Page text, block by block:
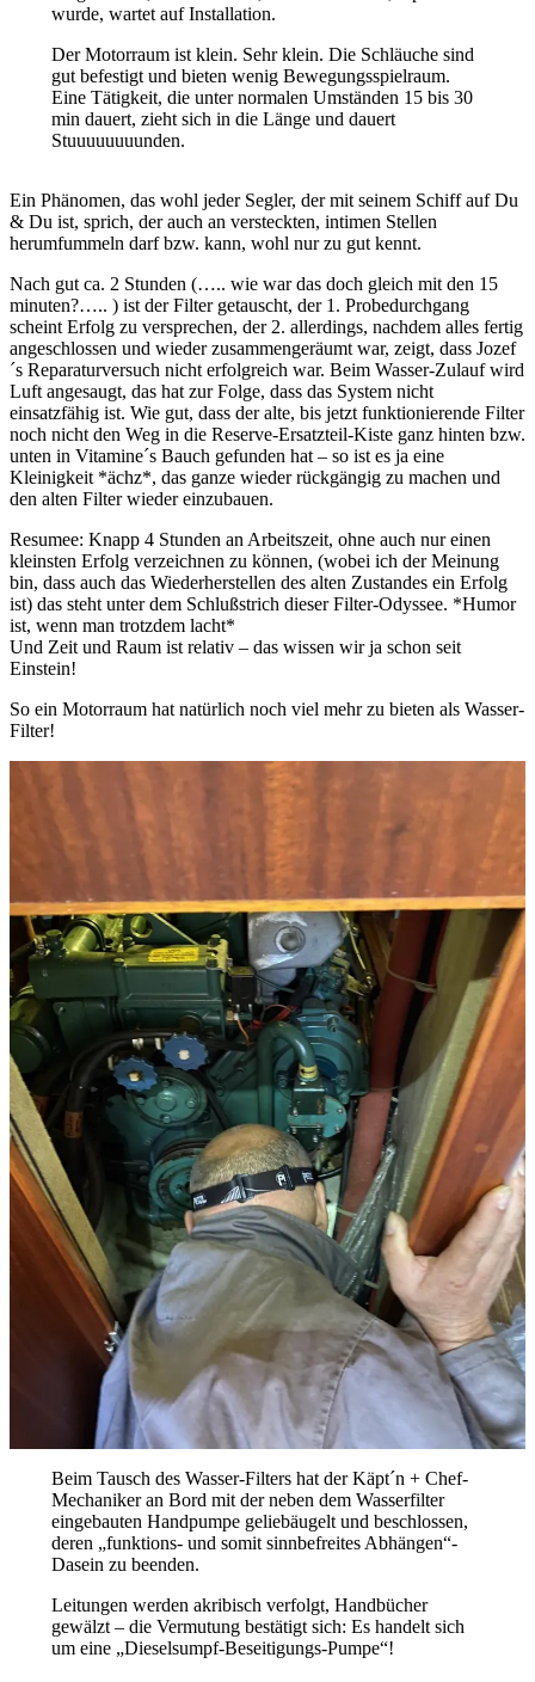
wurde, wartet auf Installation.
Der Motorraum ist klein. Sehr klein. Die Schläuche sind
gut befestigt und bieten wenig Bewegungsspielraum.
Eine Tätigkeit, die unter normalen Umständen 15 bis 30
min dauert, zieht sich in die Länge und dauert
Stuuuuuuuunden.
Ein Phänomen, das wohl jeder Segler, der mit seinem Schiff auf Du
& Du ist, sprich, der auch an versteckten, intimen Stellen
herumfummeln darf bzw. kann, wohl nur zu gut kennt.
Nach gut ca. 2 Stunden (….. wie war das doch gleich mit den 15
minuten?….. ) ist der Filter getauscht, der 1. Probedurchgang
scheint Erfolg zu versprechen, der 2. allerdings, nachdem alles fertig
angeschlossen und wieder zusammengeräumt war, zeigt, dass Jozef
´s Reparaturversuch nicht erfolgreich war. Beim Wasser-Zulauf wird
Luft angesaugt, das hat zur Folge, dass das System nicht
einsatzfähig ist. Wie gut, dass der alte, bis jetzt funktionierende Filter
noch nicht den Weg in die Reserve-Ersatzteil-Kiste ganz hinten bzw.
unten in Vitamine´s Bauch gefunden hat – so ist es ja eine
Kleinigkeit *ächz*, das ganze wieder rückgängig zu machen und
den alten Filter wieder einzubauen.
Resumee: Knapp 4 Stunden an Arbeitszeit, ohne auch nur einen
kleinsten Erfolg verzeichnen zu können, (wobei ich der Meinung
bin, dass auch das Wiederherstellen des alten Zustandes ein Erfolg
ist) das steht unter dem Schlußstrich dieser Filter-Odyssee. *Humor
ist, wenn man trotzdem lacht*
Und Zeit und Raum ist relativ – das wissen wir ja schon seit
Einstein!
So ein Motorraum hat natürlich noch viel mehr zu bieten als Wasser-
Filter!
Beim Tausch des Wasser-Filters hat der Käpt´n + Chef-
Mechaniker an Bord mit der neben dem Wasserfilter
eingebauten Handpumpe geliebäugelt und beschlossen,
deren „funktions- und somit sinnbefreites Abhängen“-
Dasein zu beenden.
Leitungen werden akribisch verfolgt, Handbücher
gewälzt – die Vermutung bestätigt sich: Es handelt sich
um eine „Dieselsumpf-Beseitigungs-Pumpe“!